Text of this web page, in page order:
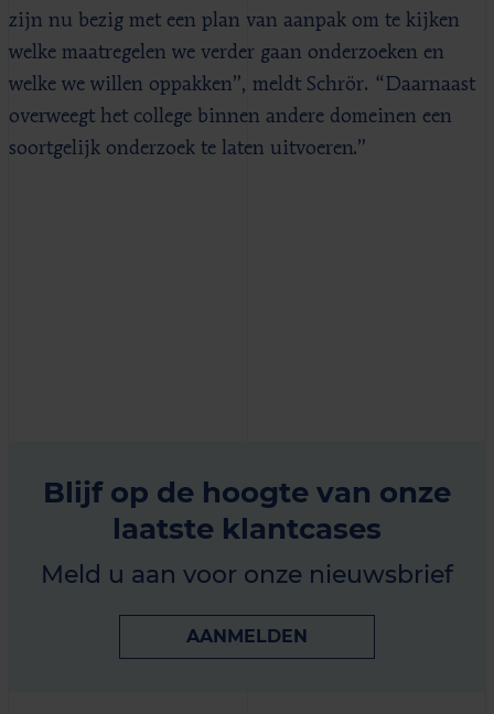
zijn nu bezig met een plan van aanpak om te kijken
welke maatregelen we verder gaan onderzoeken en
welke we willen oppakken”, meldt Schrör. “Daarnaast
overweegt het college binnen andere domeinen een
soortgelijk onderzoek te laten uitvoeren.”
Blijf op de hoogte van onze
laatste klantcases
Meld u aan voor onze nieuwsbrief
AANMELDEN